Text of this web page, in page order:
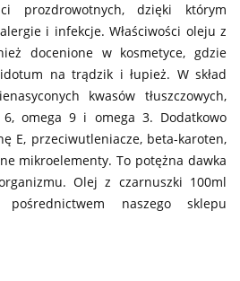
prozdrowotnych, dzięki którym
i infekcje. Właściwości oleju z
docenione w kosmetyce, gdzie
na trądzik i łupież. W skład
kwasów tłuszczowych,
omega 9 i omega 3. Dodatkowo
E, przeciwutleniacze, beta-karoten,
mikroelementy. To potężna dawka
Olej z czarnuszki 100ml
naszego sklepu